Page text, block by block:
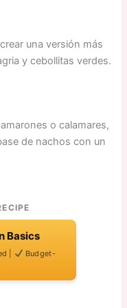
una versión más
y cebollitas verdes.
o calamares,
de nachos con un
Basics
|
Budget-